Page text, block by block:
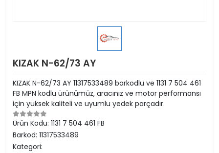
KIZAK N-62/73 AY
KIZAK N-62/73 AY 11317533489 barkodlu ve 1131 7 504 461
FB MPN kodlu ürünümüz, aracınız ve motor performansı
için yüksek kaliteli ve uyumlu yedek parçadır.
Ürün Kodu: 1131 7 504 461 FB
Barkod: 11317533489
Kategori: